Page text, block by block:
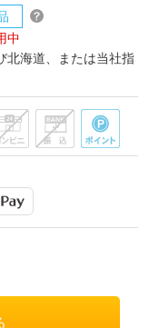
中
北海道、または当社指